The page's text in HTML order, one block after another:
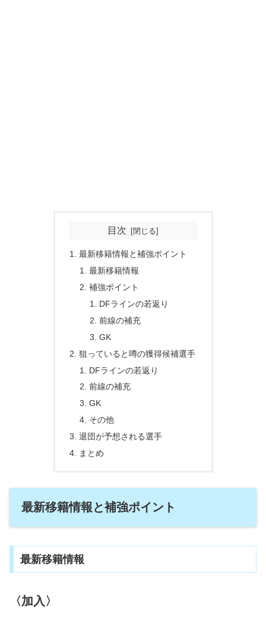
目次
最新移籍情報と補強ポイント
最新移籍情報
補強ポイント
DFラインの若返り
前線の補充
GK
狙っていると噂の獲得候補選手
DFラインの若返り
前線の補充
GK
その他
退団が予想される選手
まとめ
最新移籍情報と補強ポイント
最新移籍情報
〈加入〉